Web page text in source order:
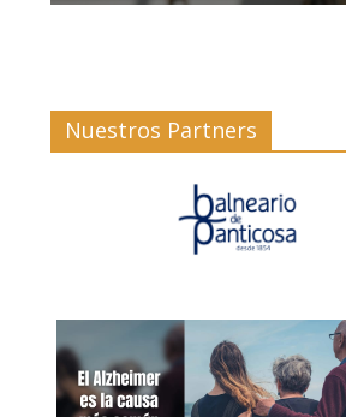
Nuestros Partners